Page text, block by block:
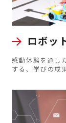
ロボッ
感動体験を通し
する、学びの成